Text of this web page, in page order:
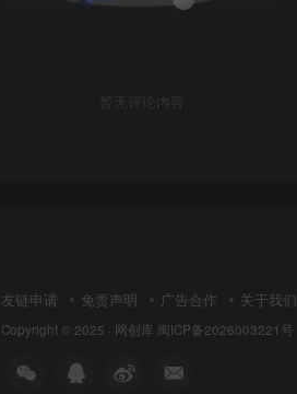
暂无评论内容
友链申请 免责声明 广告合作 关于我们
Copyright © 2025 · 网创库 闽ICP备2026003221号